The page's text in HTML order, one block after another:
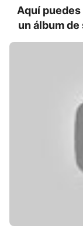
Aquí
un álbum